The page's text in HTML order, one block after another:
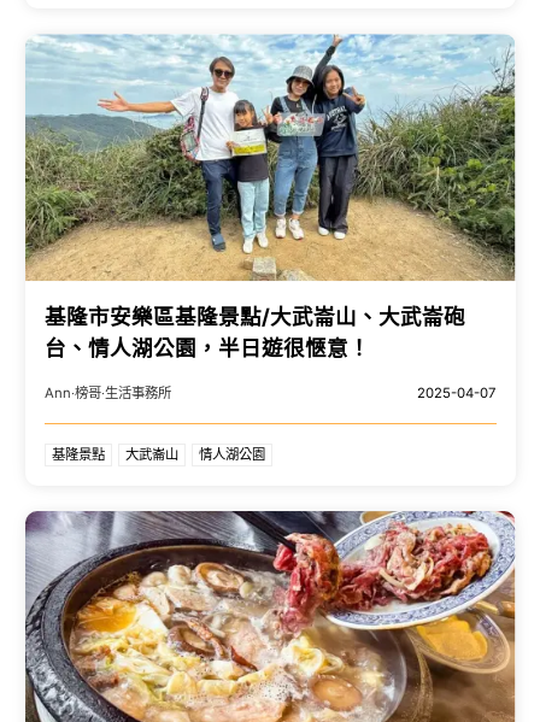
基隆市安樂區基隆景點/大武崙山、大武崙砲
台、情人湖公園，半日遊很愜意！
Ann‧榜哥‧生活事務所 2025-04-07
基隆景點 大武崙山 情人湖公園